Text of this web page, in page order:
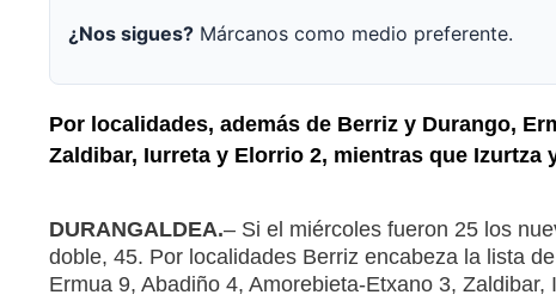
¿Nos sigues?Márcanos como medio preferente.
Por localidades, además de Berriz y Durango,
Zaldibar, Iurreta y Elorrio 2, mientras que Izurtza
DURANGALDEA.– Si el miércoles fueron 25 los
doble, 45. Por localidades Berriz encabeza la lista
Ermua 9, Abadiño 4, Amorebieta-Etxano 3,